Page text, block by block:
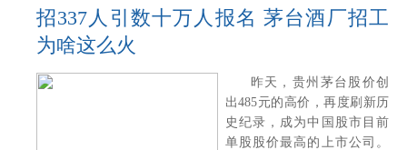
招337人引数十万人报名 茅台酒厂招工
为啥这么火
昨天，贵州茅台股价创
出485元的高价，再度刷新历
史纪录，成为中国股市目前
单股股价最高的上市公司。